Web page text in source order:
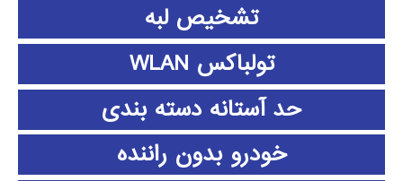
تشخیص لبه
تولباکس WLAN
حد آستانه دسته بندی
خودرو بدون راننده